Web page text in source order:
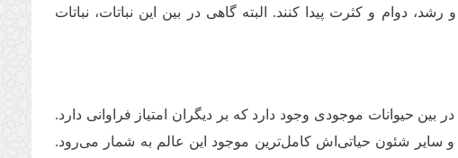
دوام و کثرت پیدا کنند. البته گاهی در بین این نباتات، نباتات
حیوانات موجودی وجود دارد که بر دیگران امتیاز فراوانی دارد.
سایر شئون حیاتی‌اش کامل‌ترین موجود این عالم به شمار می‌رود.